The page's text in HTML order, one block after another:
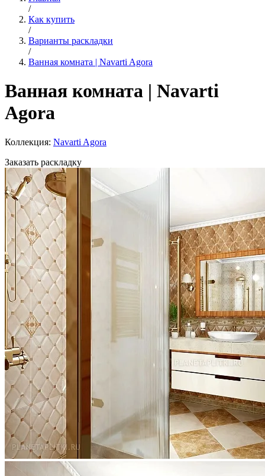
/
Как купить
/
Варианты раскладки
/
Ванная комната | Navarti Agora
Ванная комната | Navarti
Agora
Коллекция: Navarti Agora
Заказать раскладку